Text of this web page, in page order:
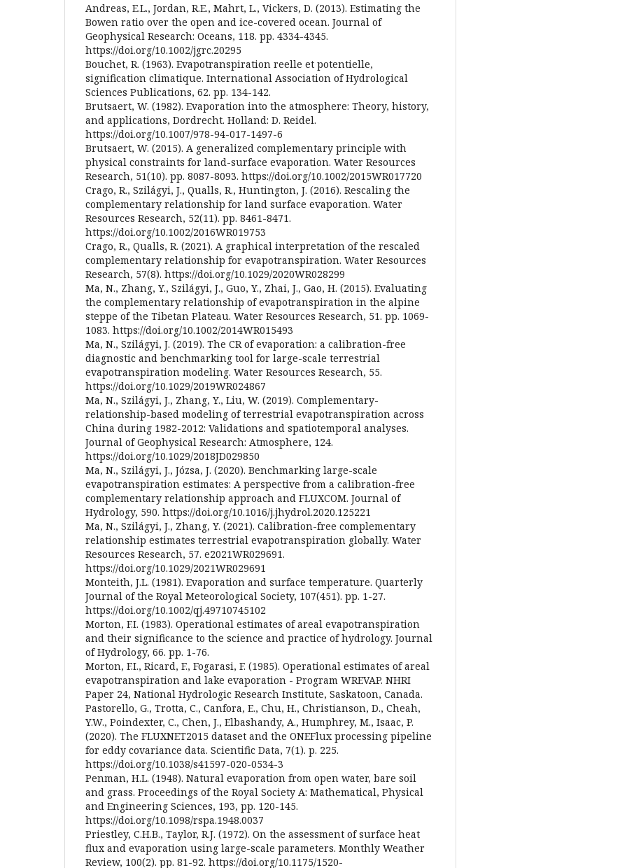
Andreas, E.L., Jordan, R.E., Mahrt, L., Vickers, D. (2013). Estimating the
Bowen ratio over the open and ice-covered ocean. Journal of
Geophysical Research: Oceans, 118. pp. 4334-4345.
https://doi.org/10.1002/jgrc.20295
Bouchet, R. (1963). Evapotranspiration reelle et potentielle,
signification climatique. International Association of Hydrological
Sciences Publications, 62. pp. 134-142.
Brutsaert, W. (1982). Evaporation into the atmosphere: Theory, history,
and applications, Dordrecht. Holland: D. Reidel.
https://doi.org/10.1007/978-94-017-1497-6
Brutsaert, W. (2015). A generalized complementary principle with
physical constraints for land-surface evaporation. Water Resources
Research, 51(10). pp. 8087-8093. https://doi.org/10.1002/2015WR017720
Crago, R., Szilágyi, J., Qualls, R., Huntington, J. (2016). Rescaling the
complementary relationship for land surface evaporation. Water
Resources Research, 52(11). pp. 8461-8471.
https://doi.org/10.1002/2016WR019753
Crago, R., Qualls, R. (2021). A graphical interpretation of the rescaled
complementary relationship for evapotranspiration. Water Resources
Research, 57(8). https://doi.org/10.1029/2020WR028299
Ma, N., Zhang, Y., Szilágyi, J., Guo, Y., Zhai, J., Gao, H. (2015). Evaluating
the complementary relationship of evapotranspiration in the alpine
steppe of the Tibetan Plateau. Water Resources Research, 51. pp. 1069-
1083. https://doi.org/10.1002/2014WR015493
Ma, N., Szilágyi, J. (2019). The CR of evaporation: a calibration-free
diagnostic and benchmarking tool for large-scale terrestrial
evapotranspiration modeling. Water Resources Research, 55.
https://doi.org/10.1029/2019WR024867
Ma, N., Szilágyi, J., Zhang, Y., Liu, W. (2019). Complementary-
relationship-based modeling of terrestrial evapotranspiration across
China during 1982-2012: Validations and spatiotemporal analyses.
Journal of Geophysical Research: Atmosphere, 124.
https://doi.org/10.1029/2018JD029850
Ma, N., Szilágyi, J., Józsa, J. (2020). Benchmarking large-scale
evapotranspiration estimates: A perspective from a calibration-free
complementary relationship approach and FLUXCOM. Journal of
Hydrology, 590. https://doi.org/10.1016/j.jhydrol.2020.125221
Ma, N., Szilágyi, J., Zhang, Y. (2021). Calibration-free complementary
relationship estimates terrestrial evapotranspiration globally. Water
Resources Research, 57. e2021WR029691.
https://doi.org/10.1029/2021WR029691
Monteith, J.L. (1981). Evaporation and surface temperature. Quarterly
Journal of the Royal Meteorological Society, 107(451). pp. 1-27.
https://doi.org/10.1002/qj.49710745102
Morton, F.I. (1983). Operational estimates of areal evapotranspiration
and their significance to the science and practice of hydrology. Journal
of Hydrology, 66. pp. 1-76.
Morton, F.I., Ricard, F., Fogarasi, F. (1985). Operational estimates of areal
evapotranspiration and lake evaporation - Program WREVAP. NHRI
Paper 24, National Hydrologic Research Institute, Saskatoon, Canada.
Pastorello, G., Trotta, C., Canfora, E., Chu, H., Christianson, D., Cheah,
Y.W., Poindexter, C., Chen, J., Elbashandy, A., Humphrey, M., Isaac, P.
(2020). The FLUXNET2015 dataset and the ONEFlux processing pipeline
for eddy covariance data. Scientific Data, 7(1). p. 225.
https://doi.org/10.1038/s41597-020-0534-3
Penman, H.L. (1948). Natural evaporation from open water, bare soil
and grass. Proceedings of the Royal Society A: Mathematical, Physical
and Engineering Sciences, 193, pp. 120-145.
https://doi.org/10.1098/rspa.1948.0037
Priestley, C.H.B., Taylor, R.J. (1972). On the assessment of surface heat
flux and evaporation using large-scale parameters. Monthly Weather
Review, 100(2). pp. 81-92. https://doi.org/10.1175/1520-